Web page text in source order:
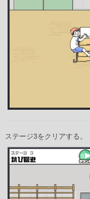
ステージ3をクリアする。